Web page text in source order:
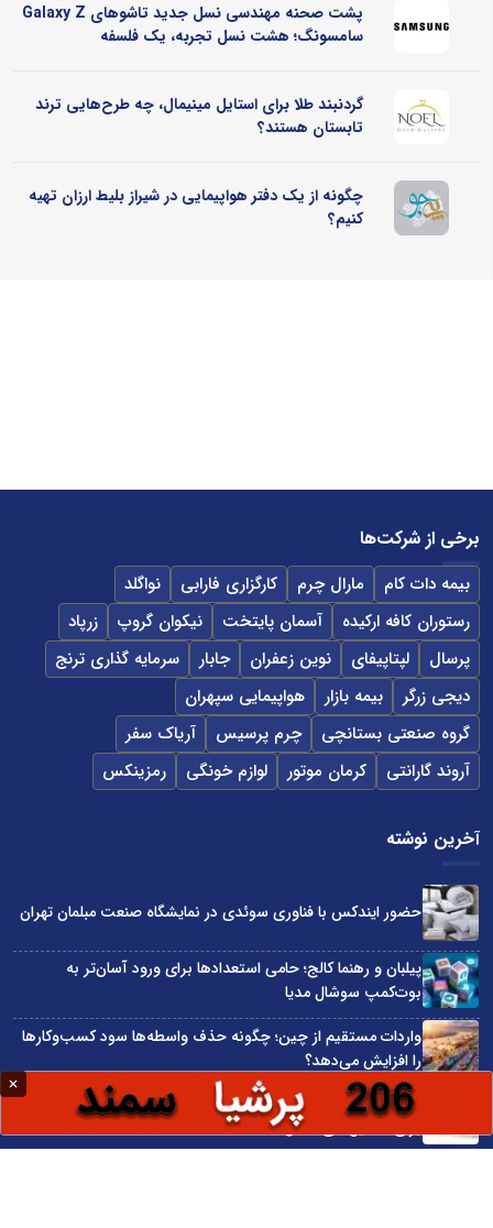
پشت صحنه مهندسی نسل جدید تاشوهای Galaxy Z
سامسونگ؛ هشت نسل تجربه، یک فلسفه
گردنبند طلا برای استایل مینیمال، چه طرح‌هایی ترند
تابستان هستند؟
چگونه از یک دفتر هواپیمایی در شیراز بلیط ارزان تهیه
کنیم؟
برخی از شرکت‌ها
بیمه دات کام مارال چرم کارگزاری فارابی
نواگلد
رستوران کافه ارکیده
آسمان پایتخت نیکوان گروپ
زرپاد
پرسال
لپتاپیفای نوین زعفران جابار
سرمایه گذاری ترنج
دیجی زرگر
بیمه بازار
هواپیمایی سپهران
گروه صنعتی بستانچی
چرم پرسیس
آریاک سفر
آروند گارانتی
کرمان موتور لوازم خونگی رمزینکس
آخرین نوشته
حضور ایندکس با فناوری سوئدی در نمایشگاه صنعت مبلمان تهران
پیلبان و رهنما کالج؛ حامی استعدادها برای ورود آسان‌تر به
بوت‌کمپ سوشال مدیا
واردات مستقیم از چین؛ چگونه حذف واسطه‌ها سود کسب‌وکارها
را افزایش می‌دهد؟
ترند ترین دستبندهای طلا برای تابستان؛ انتخابی ظریف و متفاوت
برای استایل‌های خاص